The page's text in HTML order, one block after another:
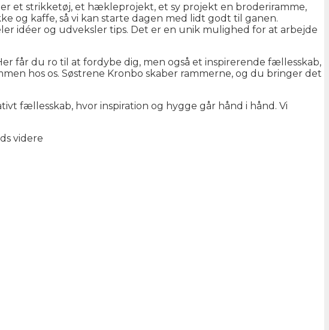
et strikketøj, et hækleprojekt, et sy projekt en broderiramme,
og kaffe, så vi kan starte dagen med lidt godt til ganen.
idéer og udveksler tips. Det er en unik mulighed for at arbejde
får du ro til at fordybe dig, men også et inspirerende fællesskab,
hos os. Søstrene Kronbo skaber rammerne, og du bringer det
fællesskab, hvor inspiration og hygge går hånd i hånd. Vi
videre